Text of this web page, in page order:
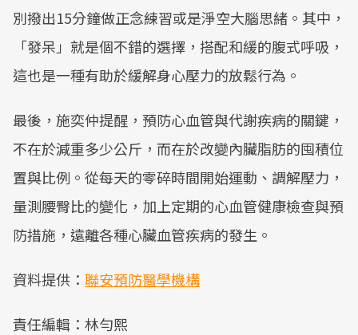
別撥出15分鐘做正念練習或是淨空大腦思緒。其中，
「發呆」就是個不錯的選擇，搭配和緩的腹式呼吸，
這也是一種有助於緩解身心壓力的放鬆行為。
最後，施奕仲提醒，預防心血管與代謝疾病的關鍵，
不在於減重多少公斤，而在於改變內臟脂肪的囤積位
置與比例。從每天的零碎時間開始運動、調解壓力，
量測腰臀比的變化，加上定期的心血管健康檢查與預
防措施，遠離各種心臟血管疾病的發生。
資料提供： 聯安預防醫學機構
責任編輯：林勻熙